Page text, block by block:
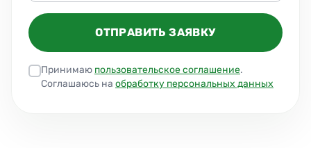
ОТПРАВИТЬ ЗАЯВКУ
Принимаю пользовательское соглашение.
Соглашаюсь на обработку персональных данных